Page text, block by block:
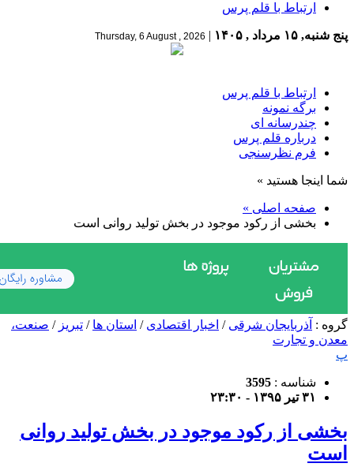
ارتباط با قلم پرس
پنج شنبه, ۱۵ مرداد , ۱۴۰۵ |
Thursday, 6 August , 2026
ارتباط با قلم پرس
برگه نمونه
چندرسانه ای
درباره قلم پرس
فرم نظرسنجی
شما اینجا هستید »
صفحه اصلی »
بخشی از رکود موجود در بخش تولید روانی است
گروه : آذربایجان شرقی / اخبار اقتصادی / استان ها / تبریز / صنعت،
معدن و تجارت
پ
شناسه : 3595
۳۱ تیر ۱۳۹۵ - ۲۳:۳۰
بخشی از رکود موجود در بخش تولید روانی
است